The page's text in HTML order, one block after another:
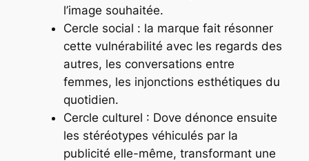
l’image souhaitée.
Cercle social : la marque fait résonner
cette vulnérabilité avec les regards des
autres, les conversations entre
femmes, les injonctions esthétiques du
quotidien.
Cercle culturel : Dove dénonce ensuite
les stéréotypes véhiculés par la
publicité elle-même, transformant une